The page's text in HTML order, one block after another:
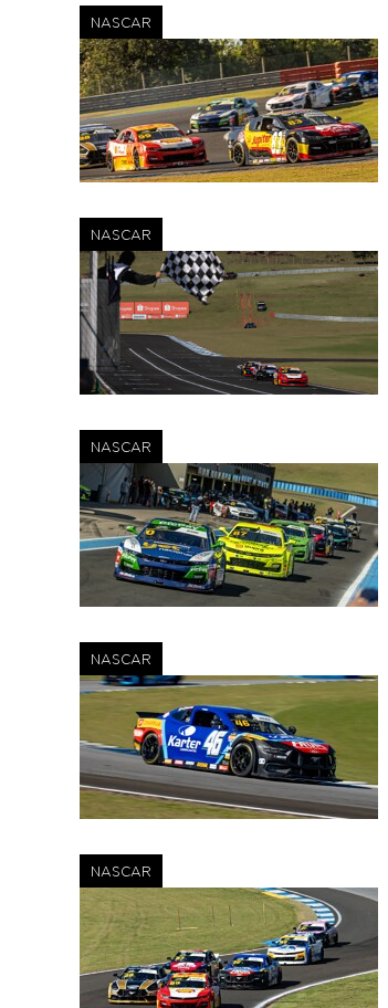
NASCAR
NASCAR
NASCAR
NASCAR
NASCAR